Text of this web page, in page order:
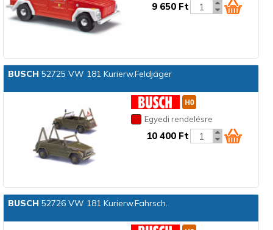
9 650 Ft
BUSCH 52725 VW 181 Kurierw.Feldjäger
Egyedi rendelésre
10 400 Ft
BUSCH 52726 VW 181 Kurierw.Fahrsch.